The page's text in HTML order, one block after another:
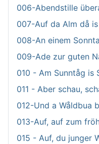
006-Abendstille
007-Auf da Alm då
008-An einem
009-Ade zur guten
010 - Am Sunntåg is
011 - Aber schau,
012-Und a Wåldbua
013-Auf, auf zum
015 - Auf, du junger